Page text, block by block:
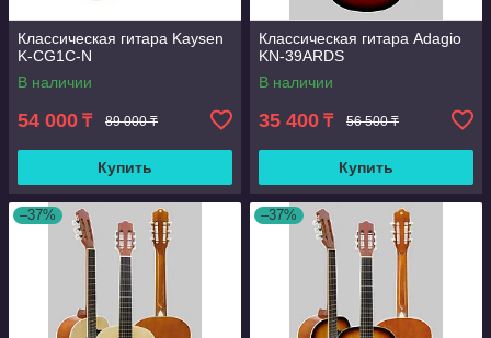
Классическая гитара Kaysen
K-CG1C-N
В наличии
54 000 ₸ 89 000 ₸
Купить
Классическая гитара Adagio
KN-39ARDS
В наличии
35 400 ₸ 56 500 ₸
Купить
–37% –37%